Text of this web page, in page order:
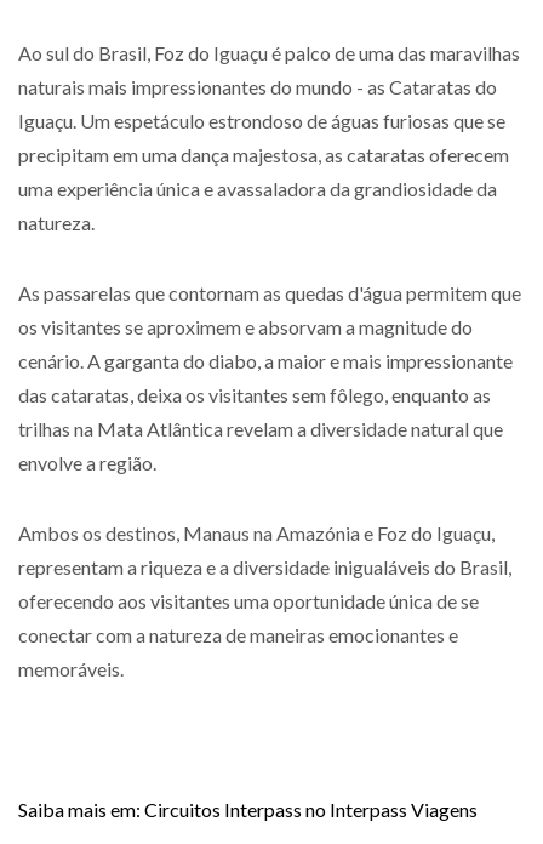
Ao sul do Brasil, Foz do Iguaçu é palco de uma das maravilhas
naturais mais impressionantes do mundo - as Cataratas do
Iguaçu. Um espetáculo estrondoso de águas furiosas que se
precipitam em uma dança majestosa, as cataratas oferecem
uma experiência única e avassaladora da grandiosidade da
natureza.
As passarelas que contornam as quedas d'água permitem que
os visitantes se aproximem e absorvam a magnitude do
cenário. A garganta do diabo, a maior e mais impressionante
das cataratas, deixa os visitantes sem fôlego, enquanto as
trilhas na Mata Atlântica revelam a diversidade natural que
envolve a região.
Ambos os destinos, Manaus na Amazónia e Foz do Iguaçu,
representam a riqueza e a diversidade inigualáveis do Brasil,
oferecendo aos visitantes uma oportunidade única de se
conectar com a natureza de maneiras emocionantes e
memoráveis.
Saiba mais em: Circuitos Interpass no Interpass Viagens